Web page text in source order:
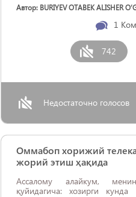
Автор: BURIYEV OTABEK ALISHER
1
742
Недостаточно голосов
Оммабоп хорижий
жорий этиш ҳақида
Ассалому алайкум,
қуйидагича: хозирги